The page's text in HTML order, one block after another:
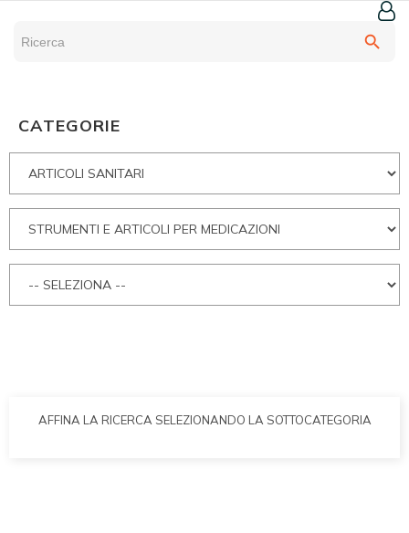
search
CATEGORIE
AFFINA LA RICERCA SELEZIONANDO LA SOTTOCATEGORIA